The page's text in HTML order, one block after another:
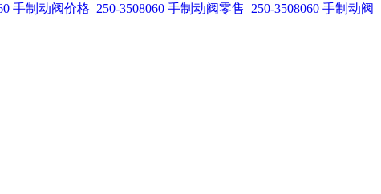
手制动阀价格 250-3508060 手制动阀零售
250-3508060 手制动阀